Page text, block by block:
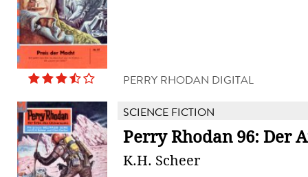
PERRY RHODAN DIGITAL
SCIENCE FICTION
Perry Rhodan 96: Der
K.H. Scheer